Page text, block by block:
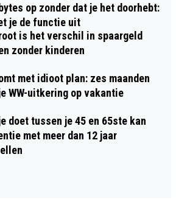
op zonder dat je het doorhebt:
je de functie uit
is het verschil in spaargeld
zonder kinderen
met idioot plan: zes maanden
WW-uitkering op vakantie
doet tussen je 45 en 65ste kan
met meer dan 12 jaar